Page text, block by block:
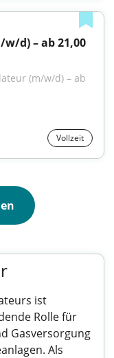
d) – ab 21,00
(m/w/d) – ab
Vollzeit
ist
Rolle für
Gasversorgung
Als